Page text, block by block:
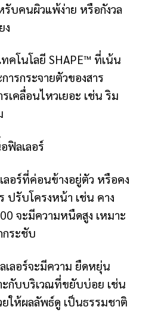
รับคนผิวแพ้ง่าย หรือกังวล
ง
ทคโนโลยี SHAPE™ ที่เน้น
ารกระจายตัวของสาร
เคลื่อนไหวเยอะ เช่น ริม
ฟิลเลอร์
ลอร์ที่ค่อนข้างอยู่ตัว หรือคง
ปรับโครงหน้า เช่น คาง
จะมีความหนืดสูง เหมาะ
กระชับ
เลอร์จะมีความ ยืดหยุ่น
ะกับบริเวณที่ขยับบ่อย เช่น
ให้ผลลัพธ์ดู เป็นธรรมชาติ